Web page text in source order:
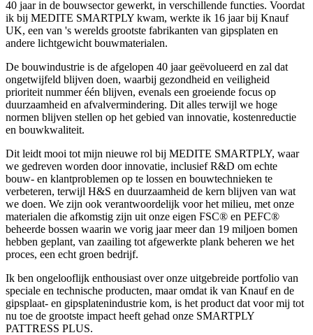
40 jaar in de bouwsector gewerkt, in verschillende functies. Voordat
ik bij MEDITE SMARTPLY kwam, werkte ik 16 jaar bij Knauf
UK, een van 's werelds grootste fabrikanten van gipsplaten en
andere lichtgewicht bouwmaterialen.
De bouwindustrie is de afgelopen 40 jaar geëvolueerd en zal dat
ongetwijfeld blijven doen, waarbij gezondheid en veiligheid
prioriteit nummer één blijven, evenals een groeiende focus op
duurzaamheid en afvalvermindering. Dit alles terwijl we hoge
normen blijven stellen op het gebied van innovatie, kostenreductie
en bouwkwaliteit.
Dit leidt mooi tot mijn nieuwe rol bij MEDITE SMARTPLY, waar
we gedreven worden door innovatie, inclusief R&D om echte
bouw- en klantproblemen op te lossen en bouwtechnieken te
verbeteren, terwijl H&S en duurzaamheid de kern blijven van wat
we doen. We zijn ook verantwoordelijk voor het milieu, met onze
materialen die afkomstig zijn uit onze eigen FSC® en PEFC®
beheerde bossen waarin we vorig jaar meer dan 19 miljoen bomen
hebben geplant, van zaailing tot afgewerkte plank beheren we het
proces, een echt groen bedrijf.
Ik ben ongelooflijk enthousiast over onze uitgebreide portfolio van
speciale en technische producten, maar omdat ik van Knauf en de
gipsplaat- en gipsplatenindustrie kom, is het product dat voor mij tot
nu toe de grootste impact heeft gehad onze SMARTPLY
PATTRESS PLUS.